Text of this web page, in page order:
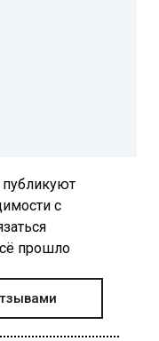
публикуют
с
прошло